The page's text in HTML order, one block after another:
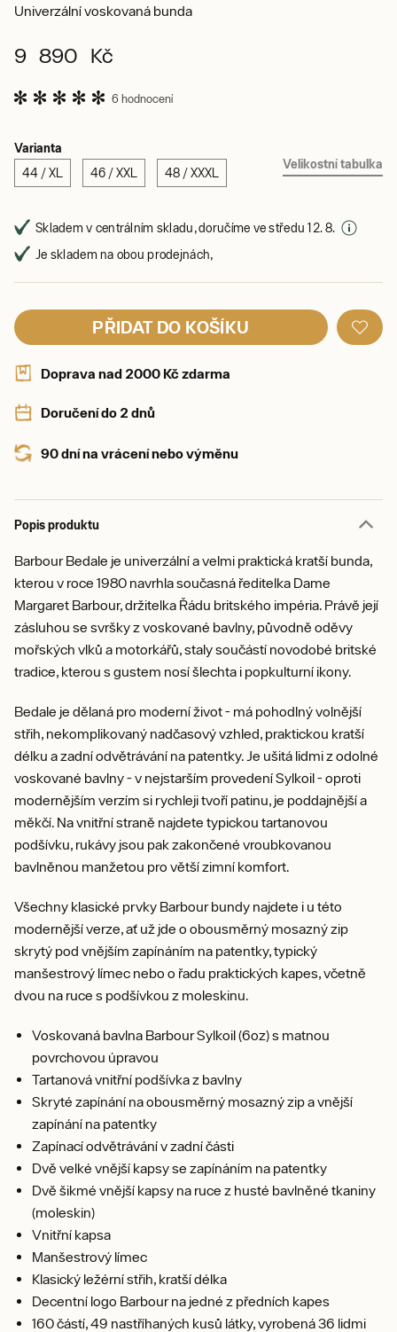
Univerzální voskovaná bunda
9 890 Kč
6 hodnocení
Varianta
44 / XL 46 / XXL 48 / XXXL
Velikostní tabulka
Skladem v centrálním skladu, doručíme ve středu 12. 8.
Je skladem na obou prodejnách,
PŘIDAT DO KOŠÍKU
Doprava nad 2000 Kč zdarma
Doručení do 2 dnů
90 dní na vrácení nebo výměnu
Popis produktu
Barbour Bedale je univerzální a velmi praktická kratší bunda,
kterou v roce 1980 navrhla současná ředitelka Dame
Margaret Barbour, držitelka Řádu britského impéria. Právě její
zásluhou se svršky z voskované bavlny, původně oděvy
mořských vlků a motorkářů, staly součástí novodobé britské
tradice, kterou s gustem nosí šlechta i popkulturní ikony.
Bedale je dělaná pro moderní život - má pohodlný volnější
střih, nekomplikovaný nadčasový vzhled, praktickou kratší
délku a zadní odvětrávání na patentky. Je ušitá lidmi z odolné
voskované bavlny - v nejstarším provedení Sylkoil - oproti
modernějším verzím si rychleji tvoří patinu, je poddajnější a
měkčí. Na vnitřní straně najdete typickou tartanovou
podšívku, rukávy jsou pak zakončené vroubkovanou
bavlněnou manžetou pro větší zimní komfort.
Všechny klasické prvky Barbour bundy najdete i u této
modernější verze, ať už jde o obousměrný mosazný zip
skrytý pod vnějším zapínáním na patentky, typický
manšestrový límec nebo o řadu praktických kapes, včetně
dvou na ruce s podšívkou z moleskinu.
Voskovaná bavlna Barbour Sylkoil (6oz) s matnou
povrchovou úpravou
Tartanová vnitřní podšívka z bavlny
Skryté zapínání na obousměrný mosazný zip a vnější
zapínání na patentky
Zapínací odvětrávání v zadní části
Dvě velké vnější kapsy se zapínáním na patentky
Dvě šikmé vnější kapsy na ruce z husté bavlněné tkaniny
(moleskin)
Vnitřní kapsa
Manšestrový límec
Klasický ležérní střih, kratší délka
Decentní logo Barbour na jedné z předních kapes
160 částí, 49 nastříhaných kusů látky, vyrobená 36 lidmi